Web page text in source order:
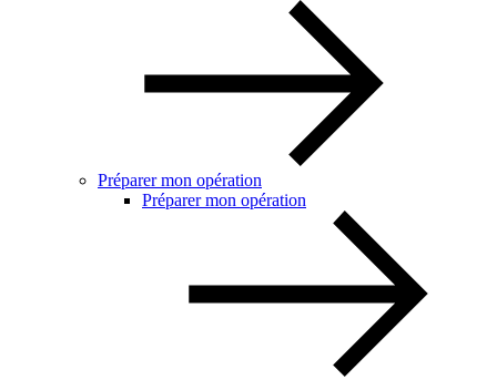
Préparer mon opération
Préparer mon opération